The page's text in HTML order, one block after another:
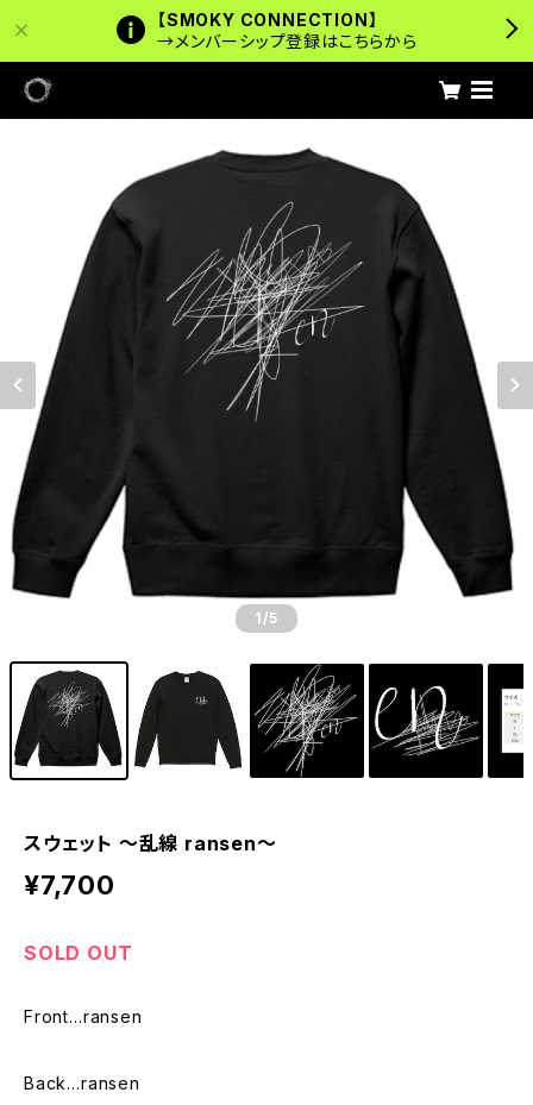
【SMOKY CONNECTION】
→メンバーシップ登録はこちらから
1/5
スウェット 〜乱線 ransen〜
¥7,700
SOLD OUT
Front…ransen
Back…ransen